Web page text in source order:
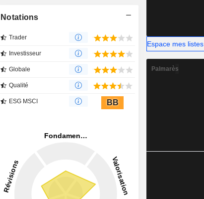
Notations
Trader
Investisseur
Globale
Qualité
ESG MSCI BB
Espace mes listes
Palmarès